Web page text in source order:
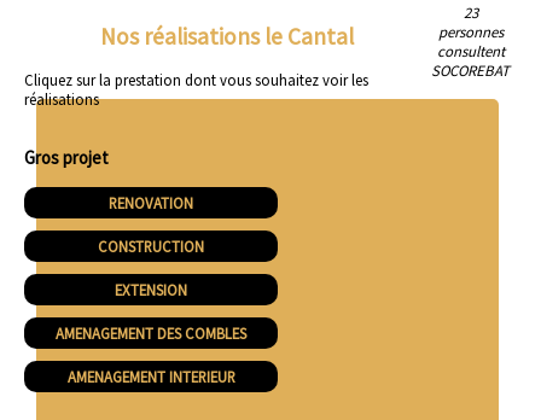
Nos réalisations le Cantal
Cliquez sur la prestation dont vous souhaitez voir les
réalisations
Gros projet
RENOVATION
CONSTRUCTION
EXTENSION
AMENAGEMENT DES COMBLES
AMENAGEMENT INTERIEUR
23
personnes
consultent
SOCOREBAT